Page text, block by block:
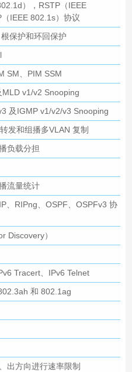
），RSTP（IEEE
IEEE 802.1s）协议
保护和环回保护
SM、PIM SSM
v1/v2 Snooping
及IGMP v1/v2/v3 Snooping
发和组播多VLAN 复制
负载分担
流量统计
、RIPng、OSPF、OSPFv3 协
Discovery）
Tracert、IPv6 Telnet
和 802.1ag
出方向进行速率限制